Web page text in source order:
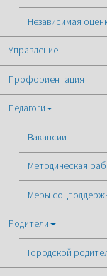
Независимая
Управление
Профориентация
Педагоги
Вакансии
Методическая
Меры
Родители
Городской